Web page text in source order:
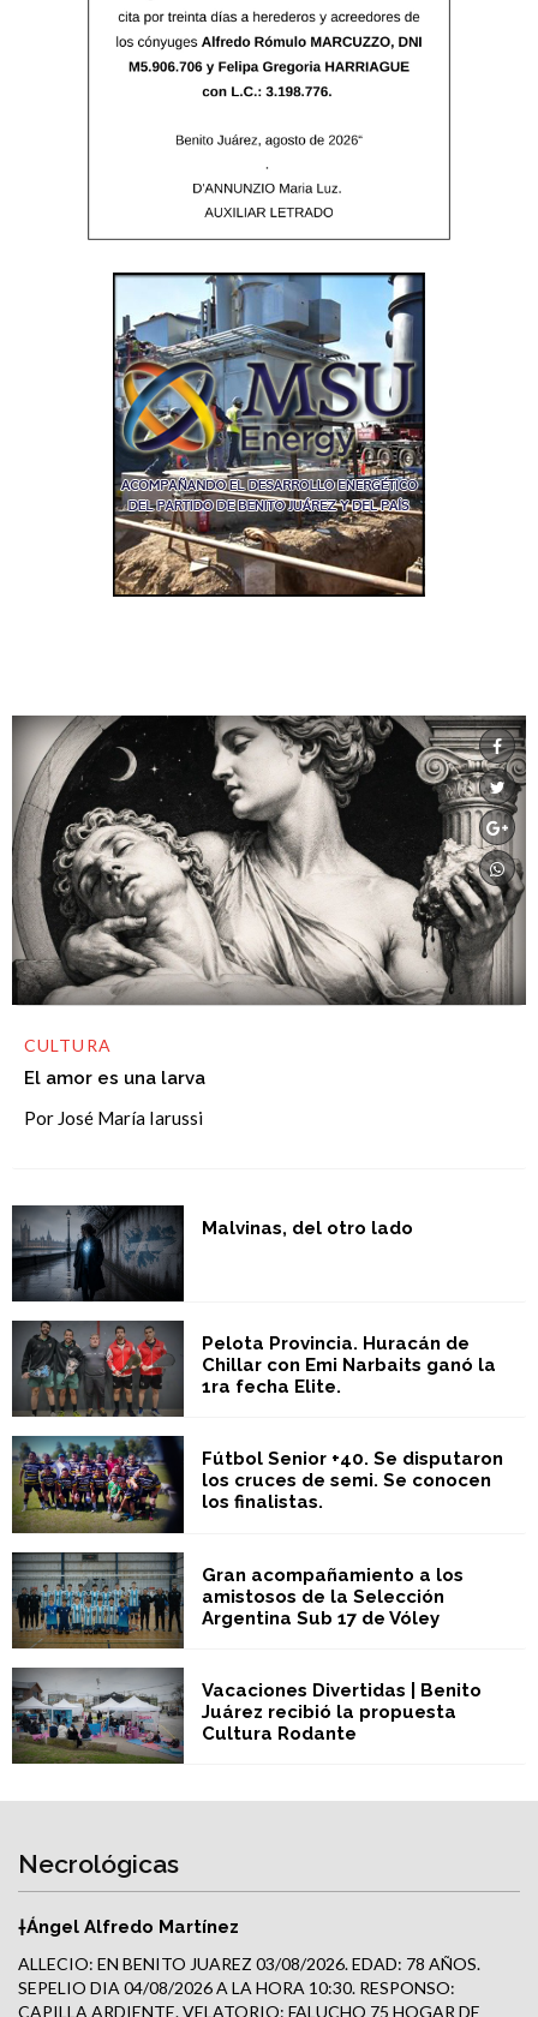
CULTURA
El amor es una larva
Por José María Iarussi
Malvinas, del otro lado
Pelota Provincia. Huracán de
Chillar con Emi Narbaits ganó la
1ra fecha Elite.
Fútbol Senior +40. Se disputaron
los cruces de semi. Se conocen
los finalistas.
Gran acompañamiento a los
amistosos de la Selección
Argentina Sub 17 de Vóley
Vacaciones Divertidas | Benito
Juárez recibió la propuesta
Cultura Rodante
Necrológicas
†Ángel Alfredo Martínez
ALLECIO: EN BENITO JUAREZ 03/08/2026. EDAD: 78 AÑOS.
SEPELIO DIA 04/08/2026 A LA HORA 10:30. RESPONSO:
CAPILLA ARDIENTE. VELATORIO: FALUCHO 75 HOGAR DE